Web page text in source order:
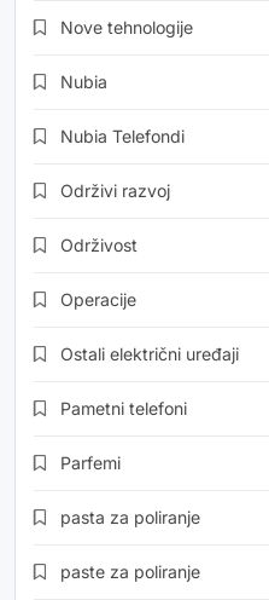
Nove tehnologije
Nubia
Nubia Telefondi
Održivi razvoj
Održivost
Operacije
Ostali električni uređaji
Pametni telefoni
Parfemi
pasta za poliranje
paste za poliranje